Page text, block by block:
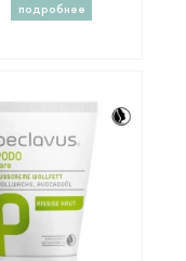
подробнее